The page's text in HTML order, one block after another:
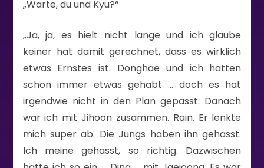
„Warte, du und Kyu?“
„Ja, ja, es hielt nicht lange und ich glaube
keiner hat damit gerechnet, dass es wirklich
etwas Ernstes ist. Donghae und ich hatten
schon immer etwas gehabt … doch es hat
irgendwie nicht in den Plan gepasst. Danach
war ich mit Jihoon zusammen. Rain. Er lenkte
mich super ab. Die Jungs haben ihn gehasst.
Ich meine gehasst, so richtig. Dazwischen